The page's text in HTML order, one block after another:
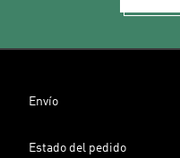
Envío
Estado del pedido